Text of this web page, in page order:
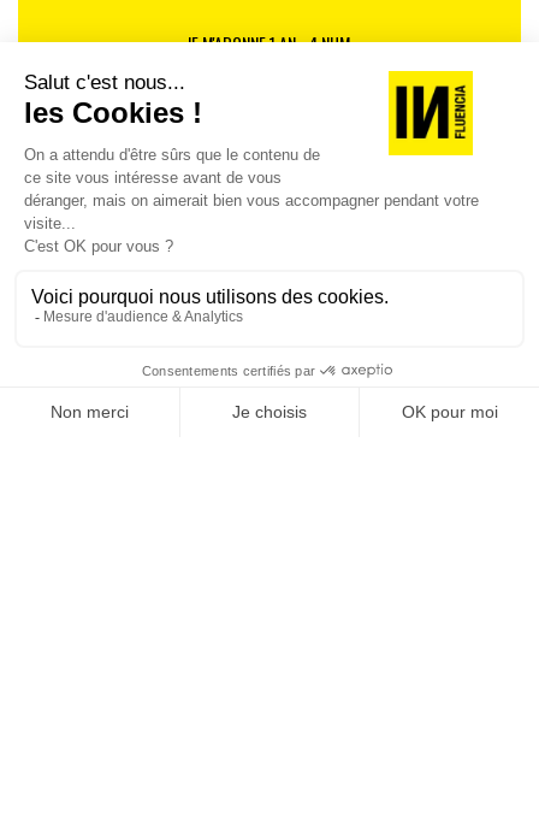
JE M'ABONNE 1 AN - 4 NUM.
JE DÉCOUVRE LES NUMÉROS PRÉCÉDENTS
Je suis déjà abonné(e) :je consulte la revue en